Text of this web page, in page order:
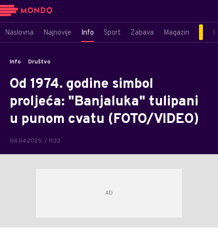
Naslovna Najnovije Info Sport Zabava Magazin
Info Društvo
Od 1974. godine simbol
proljeća: "Banjaluka" tulipani
u punom cvatu (FOTO/VIDEO)
04.04.2025. / 11:33